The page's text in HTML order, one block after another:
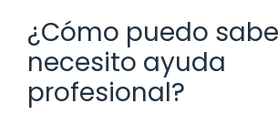
¿Cómo puedo
necesito ayuda
profesional?